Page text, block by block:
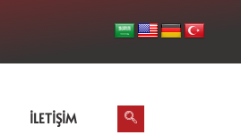
İLETIŞIM